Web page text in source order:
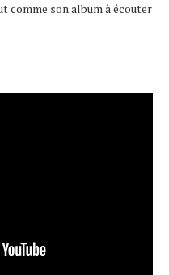
comme son album à écouter